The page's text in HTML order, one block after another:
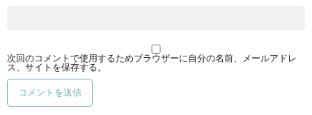
次回のコメントで使用するためブラウザーに自分の名前、メールアドレ
ス、サイトを保存する。